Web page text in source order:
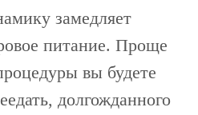
замедляет
питание. Проще
вы будете
долгожданного